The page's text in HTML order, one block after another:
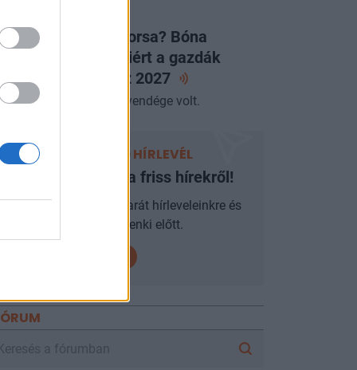
a JÉGER sorsa? Bóna
elárulta, miért a gazdák
és mit hoz 2027
miniszter az Alapvetés vendége volt.
PORTFOLIO HÍRLEVÉL
Ne maradjon le a friss hírekről!
Iratkozzon fel mobilbarát hírleveleinkre és
járjon mindenki előtt.